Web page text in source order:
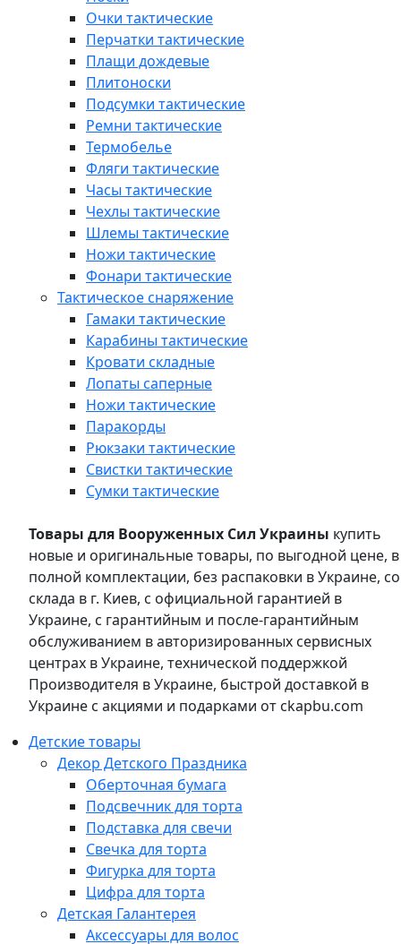
Очки тактические
Перчатки тактические
Плащи дождевые
Плитоноски
Подсумки тактические
Ремни тактические
Термобелье
Фляги тактические
Часы тактические
Чехлы тактические
Шлемы тактические
Ножи тактические
Фонари тактические
Тактическое снаряжение
Гамаки тактические
Карабины тактические
Кровати складные
Лопаты саперные
Ножи тактические
Паракорды
Рюкзаки тактические
Свистки тактические
Сумки тактические
Товары для Вооруженных Сил Украины купить
новые и оригинальные товары, по выгодной цене, в
полной комплектации, без распаковки в Украине, со
склада в г. Киев, с официальной гарантией в
Украине, с гарантийным и после-гарантийным
обслуживанием в авторизированных сервисных
центрах в Украине, технической поддержкой
Производителя в Украине, быстрой доставкой в
Украине с акциями и подарками от ckapbu.com
Детские товары
Декор Детского Праздника
Оберточная бумага
Подсвечник для торта
Подставка для свечи
Свечка для торта
Фигурка для торта
Цифра для торта
Детская Галантерея
Аксессуары для волос